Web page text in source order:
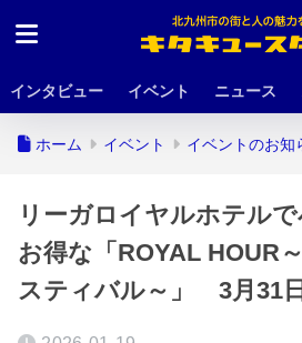
インタビュー イベント ニュース
ホーム イベント イベントのお知
リーガロイヤルホテル
お得な「ROYAL HOUR
スティバル～」 3月31